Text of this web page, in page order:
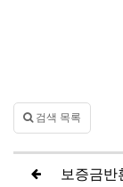
검색 목록